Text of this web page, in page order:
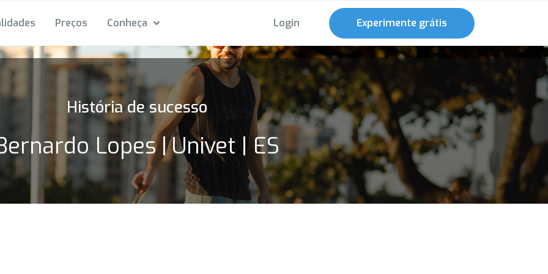
Preços Conheça Login Experimente grátis
História de sucesso
Lopes | Univet | ES